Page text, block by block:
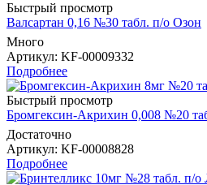
Быстрый просмотр
Валсартан 0,16 №30 табл. п/о Озон
Много
Артикул: KF-00009332
Подробнее
Быстрый просмотр
Бромгексин-Акрихин 0,008 №20
Достаточно
Артикул: KF-00008828
Подробнее